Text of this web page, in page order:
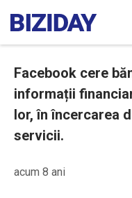
Facebook cere
informații
lor, în încercarea
servicii.
acum 8 ani